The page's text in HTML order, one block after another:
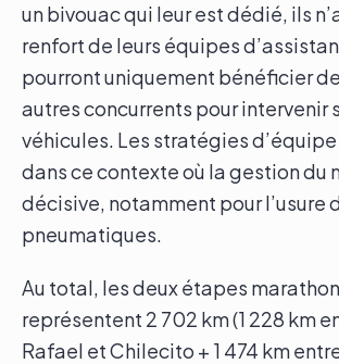
un bivouac qui leur est dédié, ils
renfort de leurs équipes
pourront uniquement bénéficier
autres concurrents pour intervenir
véhicules. Les stratégies
dans ce contexte où la gestion du
décisive, notamment pour l’usure
pneumatiques.
Au total, les deux étapes
représentent 2 702 km (1 228 km
Rafael et Chilecito + 1 474 km